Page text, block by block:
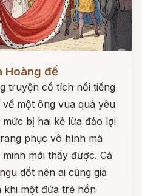
Hoàng đế
truyện cổ tích nổi tiếng
một ông vua quá yêu
bị hai kẻ lừa đảo lợi
phục vô hình mà
mới thấy được. Cả
dốt nên ai cũng giả
khi một đứa trẻ hồn